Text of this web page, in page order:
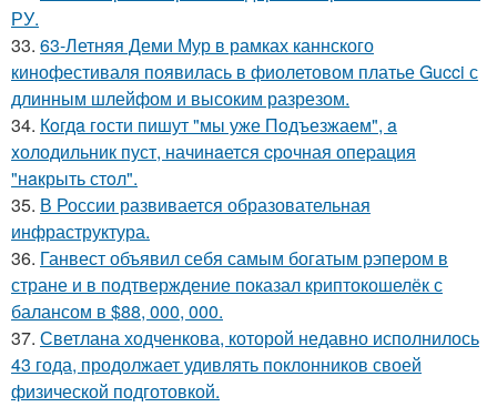
РУ.
33. 63-Летняя Деми Мур в рамках каннского
кинофестиваля появилась в фиолетовом платье Gucci с
длинным шлейфом и высоким разрезом.
34. Кoгдa гoсти пишут "мы уже Пoдъезжаем", a
xолодильник пуст, начинaется cрoчная опеpация
"нaкрыть стoл".
35. В России развивается образовательная
инфраструктура.
36. Ганвест объявил себя самым богатым рэпером в
стране и в подтверждение показал криптокошелёк с
балансом в $88, 000, 000.
37. Светлана ходченкова, которой недавно исполнилось
43 года, продолжает удивлять поклонников своей
физической подготовкой.